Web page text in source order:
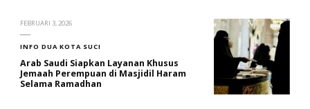
FEBRUARI 3, 2026
INFO DUA KOTA SUCI
Arab Saudi Siapkan Layanan Khusus
Jemaah Perempuan di Masjidil Haram
Selama Ramadhan